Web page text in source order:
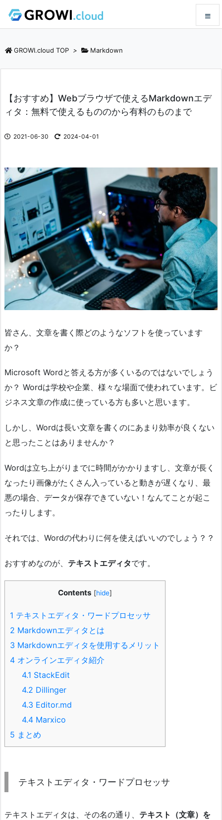
GROWI.cloud TOP > Markdown
【おすすめ】Webブラウザで使えるMarkdownエデ
ィタ：無料で使えるもののから有料のものまで
2021-06-30 2024-04-01
皆さん、文章を書く際どのようなソフトを使っています
か？
Microsoft Wordと答える方が多くいるのではないでしょう
か？ Wordは学校や企業、様々な場面で使われています。ビ
ジネス文章の作成に使っている方も多いと思います。
しかし、Wordは長い文章を書くのにあまり効率が良くない
と思ったことはありませんか？
Wordは立ち上がりまでに時間がかかりますし、文章が長く
なったり画像がたくさん入っていると動きが遅くなり、最
悪の場合、データが保存できていない！なんてことが起こ
ったりします。
それでは、Wordの代わりに何を使えばいいのでしょう？？
おすすめなのが、 テキストエディタです。
Contents [hide]
1 テキストエディタ・ワードプロセッサ
2 Markdownエディタとは
3 Markdownエディタを使用するメリット
4 オンラインエディタ紹介
4.1 StackEdit
4.2 Dillinger
4.3 Editor.md
4.4 Marxico
5 まとめ
テキストエディタ・ワードプロセッサ
テキストエディタは、その名の通り、 テキスト（文章）を